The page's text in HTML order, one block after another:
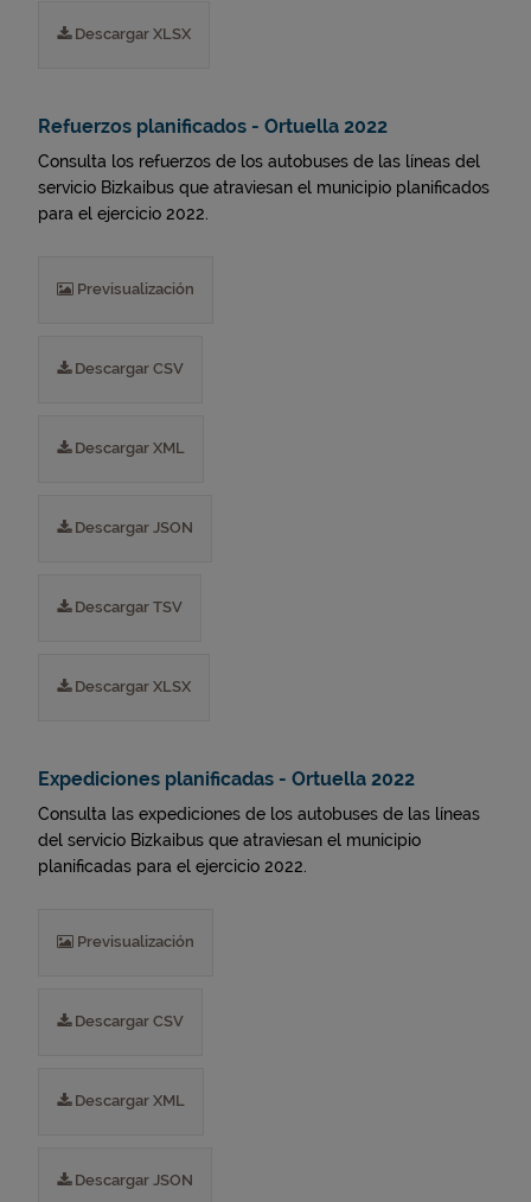
Descargar XLSX
Refuerzos planificados - Ortuella 2022
Consulta los refuerzos de los autobuses de las líneas del
servicio Bizkaibus que atraviesan el municipio planificados
para el ejercicio 2022.
Previsualización
Descargar CSV
Descargar XML
Descargar JSON
Descargar TSV
Descargar XLSX
Expediciones planificadas - Ortuella 2022
Consulta las expediciones de los autobuses de las líneas
del servicio Bizkaibus que atraviesan el municipio
planificadas para el ejercicio 2022.
Previsualización
Descargar CSV
Descargar XML
Descargar JSON